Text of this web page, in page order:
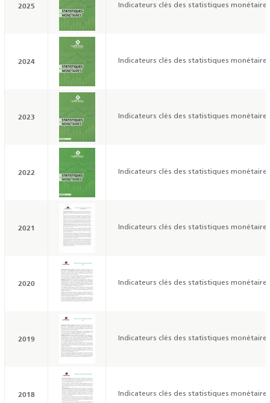
2025 Indicateurs clés des statistiques
2024 Indicateurs clés des statistiques
2023 Indicateurs clés des statistiques
2022 Indicateurs clés des statistiques
2021 Indicateurs clés des statistiques
2020 Indicateurs clés des statistiques
2019 Indicateurs clés des statistiques
2018 Indicateurs clés des statistiques